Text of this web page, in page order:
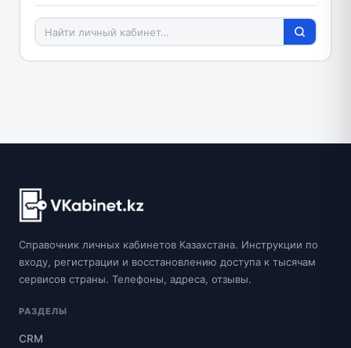
Справочник личных кабинетов Казахстана. Инструкции по
входу, регистрации и восстановлению доступа к тысячам
сервисов страны. Телефоны, адреса, отзывы.
РАЗДЕЛЫ
CRM